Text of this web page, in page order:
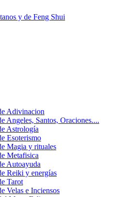
y de Feng Shui
Adivinacion
Angeles, Santos, Oraciones....
Astrología
Esoterismo
Magia y rituales
Metafisica
Autoayuda
Reiki y energías
Tarot
Velas e Inciensos